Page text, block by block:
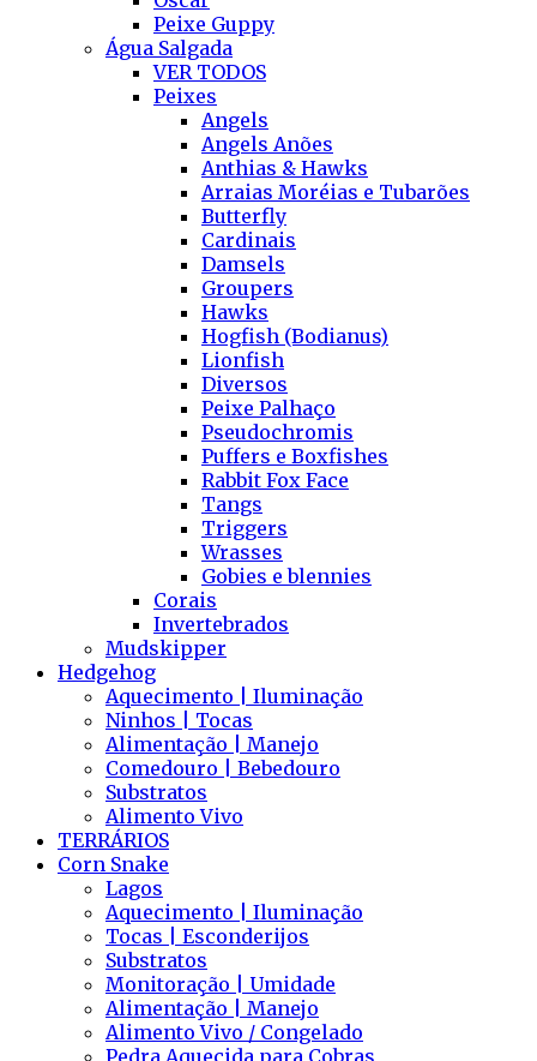
Peixe Guppy
Água Salgada
VER TODOS
Peixes
Angels
Angels Anões
Anthias & Hawks
Arraias Moréias e Tubarões
Butterfly
Cardinais
Damsels
Groupers
Hawks
Hogfish (Bodianus)
Lionfish
Diversos
Peixe Palhaço
Pseudochromis
Puffers e Boxfishes
Rabbit Fox Face
Tangs
Triggers
Wrasses
Gobies e blennies
Corais
Invertebrados
Mudskipper
Hedgehog
Aquecimento | Iluminação
Ninhos | Tocas
Alimentação | Manejo
Comedouro | Bebedouro
Substratos
Alimento Vivo
TERRÁRIOS
Corn Snake
Lagos
Aquecimento | Iluminação
Tocas | Esconderijos
Substratos
Monitoração | Umidade
Alimentação | Manejo
Alimento Vivo / Congelado
Pedra Aquecida para Cobras